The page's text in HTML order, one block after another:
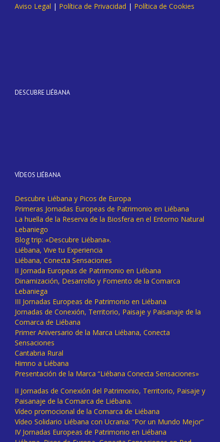
Aviso Legal | Política de Privacidad | Política de Cookies
DESCUBRE LIÉBANA
VÍDEOS LIÉBANA
Descubre Liébana y Picos de Europa
Primeras Jornadas Europeas de Patrimonio en Liébana
La huella de la Reserva de la Biosfera en el Entorno Natural
Lebaniego
Blog trip: «Descubre Liébana».
Liébana, Vive tu Experiencia
Liébana, Conecta Sensaciones
II Jornada Europeas de Patrimonio en Liébana
Dinamización, Desarrollo y Fomento de la Comarca
Lebaniega
III Jornadas Europeas de Patrimonio en Liébana
Jornadas de Conexión, Territorio, Paisaje y Paisanaje de la
Comarca de Liébana
Primer Aniversario de la Marca Liébana, Conecta
Sensaciones
Cantabria Rural
Himno a Liébana
Presentación de la Marca “Liébana Conecta Sensaciones»
II Jornadas de Conexión del Patrimonio, Territorio, Paisaje y
Paisanaje de la Comarca de Liébana.
Vídeo promocional de la Comarca de Liébana
Vídeo Solidario Liébana con Ucrania: “Por un Mundo Mejor”
IV Jornadas Europeas de Patrimonio en Liébana